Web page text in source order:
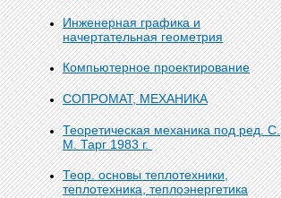
Инженерная графика и
начертательная геометрия
Компьютерное проектирование
СОПРОМАТ, МЕХАНИКА
Теоретическая механика под ред. С.
М. Тарг 1983 г.
Теор. основы теплотехники,
теплотехника, теплоэнергетика